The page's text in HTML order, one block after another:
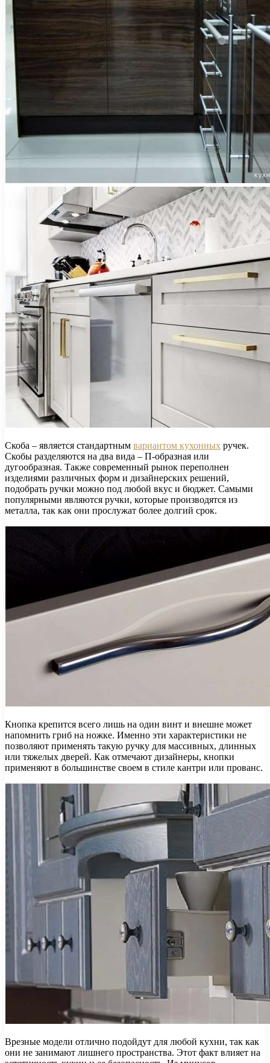
Скоба – является стандартным вариантом кухонных ручек.
Скобы разделяются на два вида – П-образная или
дугообразная. Также современный рынок переполнен
изделиями различных форм и дизайнерских решений,
подобрать ручки можно под любой вкус и бюджет. Самыми
популярными являются ручки, которые производятся из
металла, так как они прослужат более долгий срок.
Кнопка крепится всего лишь на один винт и внешне может
напомнить гриб на ножке. Именно эти характеристики не
позволяют применять такую ручку для массивных, длинных
или тяжелых дверей. Как отмечают дизайнеры, кнопки
применяют в большинстве своем в стиле кантри или прованс.
Врезные модели отлично подойдут для любой кухни, так как
они не занимают лишнего пространства. Этот факт влияет на